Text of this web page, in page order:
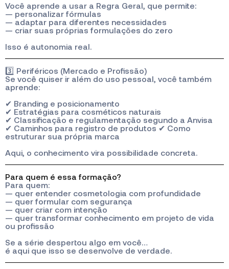
Você aprende a usar a Regra Geral, que permite:
— personalizar fórmulas
— adaptar para diferentes necessidades
— criar suas próprias formulações do zero
Isso é autonomia real.
3️⃣ Periféricos (Mercado e Profissão)
Se você quiser ir além do uso pessoal, você também
aprende:
✔ Branding e posicionamento
✔ Estratégias para cosméticos naturais
✔ Classificação e regulamentação segundo a Anvisa
✔ Caminhos para registro de produtos ✔ Como
estruturar sua própria marca
Aqui, o conhecimento vira possibilidade concreta.
Para quem é essa formação?
Para quem:
— quer entender cosmetologia com profundidade
— quer formular com segurança
— quer criar com intenção
— quer transformar conhecimento em projeto de vida
ou profissão
Se a série despertou algo em você…
é aqui que isso se desenvolve de verdade.